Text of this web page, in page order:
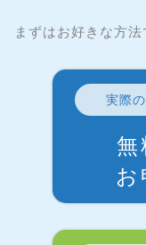
まずはお好きな方
実際
無
お